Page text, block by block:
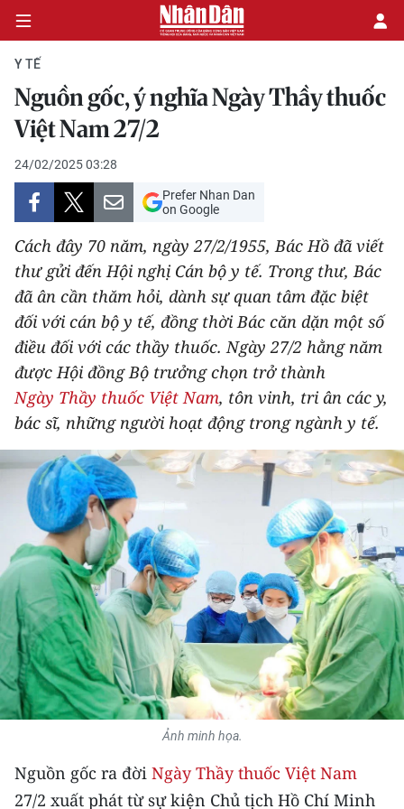
CHÍNH TRỊ
KINH TẾ
VĂN HÓA
XÃ HỘI
PHÁP LUẬT
DU LỊCH
THẾ GIỚI
THỂ THAO
GIÁO DỤC
Y TẾ
KHOA HỌC - CÔNG NGHỆ
MÔI TRƯỜNG
BẠN ĐỌC
KIỂM CHỨNG THÔNG TIN
TRI THỨC CHUYÊN SÂU
54 DÂN TỘC VIỆT NAM
Y TẾ
Nguồn gốc, ý nghĩa Ngày Thầy thuốc
Việt Nam 27/2
24/02/2025 03:28
Prefer Nhan Dan
on Google
Cách đây 70 năm, ngày 27/2/1955, Bác Hồ đã viết
thư gửi đến Hội nghị Cán bộ y tế. Trong thư, Bác
đã ân cần thăm hỏi, dành sự quan tâm đặc biệt
đối với cán bộ y tế, đồng thời Bác căn dặn một số
điều đối với các thầy thuốc. Ngày 27/2 hằng năm
được Hội đồng Bộ trưởng chọn trở thành
Ngày Thầy thuốc Việt Nam, tôn vinh, tri ân các y,
bác sĩ, những người hoạt động trong ngành y tế.
Ảnh minh họa.
Nguồn gốc ra đời Ngày Thầy thuốc Việt Nam
27/2 xuất phát từ sự kiện Chủ tịch Hồ Chí Minh